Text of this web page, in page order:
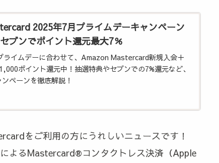
2025年7月プライムデーキャンペーン
ブンでポイント還元最大7％
ライムデーに合わせて、Amazon Mastercard新規入会＋
ポイント還元中！抽選特典やセブンでの7%還元など、
ペーンを徹底解説！
をご利用の方にうれしいニュースです！
よるMastercard®コンタクトレス決済（Apple